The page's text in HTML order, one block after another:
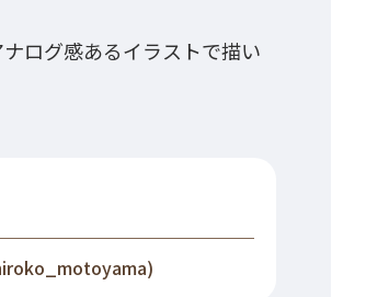
ログ感あるイラストで描い